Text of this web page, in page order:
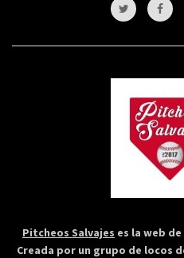
Pitcheos Salvajes es la web
Creada por un grupo de locos